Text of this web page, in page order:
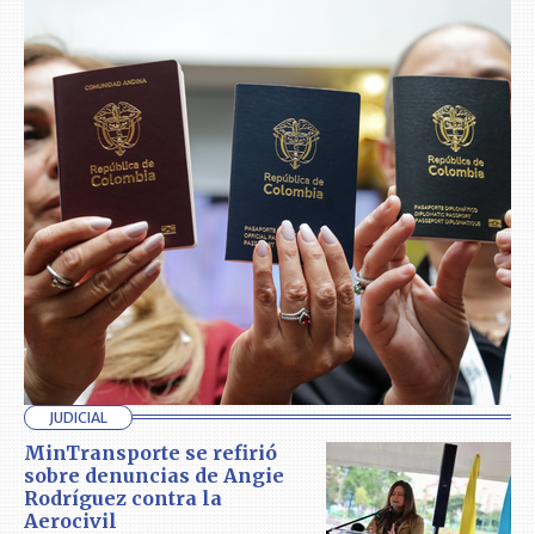
JUDICIAL
MinTransporte se refirió
sobre denuncias de Angie
Rodríguez contra la
Aerocivil